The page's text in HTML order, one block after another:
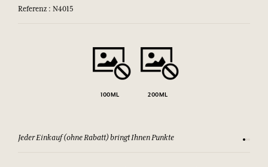
Referenz : N4015
100ML 200ML
Jeder Einkauf (ohne Rabatt) bringt Ihnen Punkte Sehen